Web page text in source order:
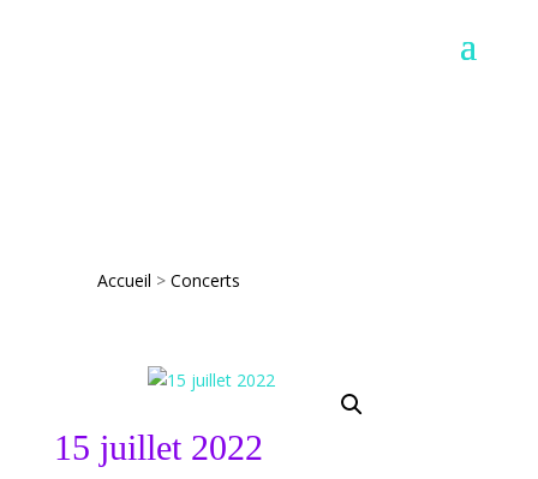
Accueil > Concerts
15 juillet 2022